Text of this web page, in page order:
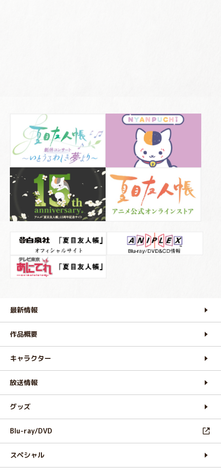
最新情報
作品概要
キャラクター
放送情報
グッズ
Blu-ray/DVD
スペシャル